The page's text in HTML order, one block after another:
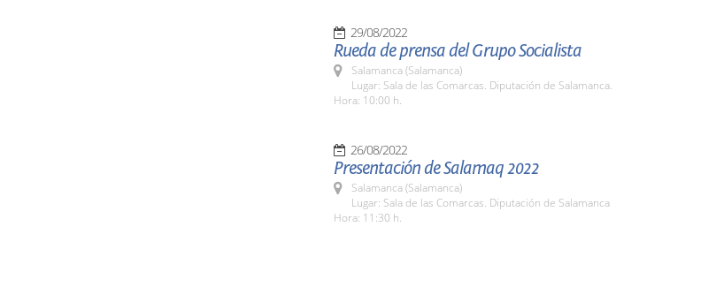
29/08/2022
Rueda de prensa del Grupo Socialista
Salamanca (Salamanca)
Lugar: Sala de las Comarcas. Diputación de Salamanca.
Hora: 10:00 h.
26/08/2022
Presentación de Salamaq 2022
Salamanca (Salamanca)
Lugar: Sala de las Comarcas. Diputación de Salamanca
Hora: 11:30 h.